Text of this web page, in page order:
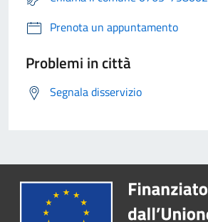
Prenota un appuntamento
Problemi in città
Segnala disservizio